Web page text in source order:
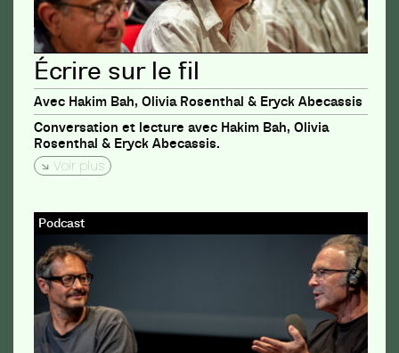
Écrire sur le fil
Avec Hakim Bah, Olivia Rosenthal & Eryck Abecassis
Conversation et lecture avec Hakim Bah, Olivia
Rosenthal & Eryck Abecassis.
Voir plus
Podcast